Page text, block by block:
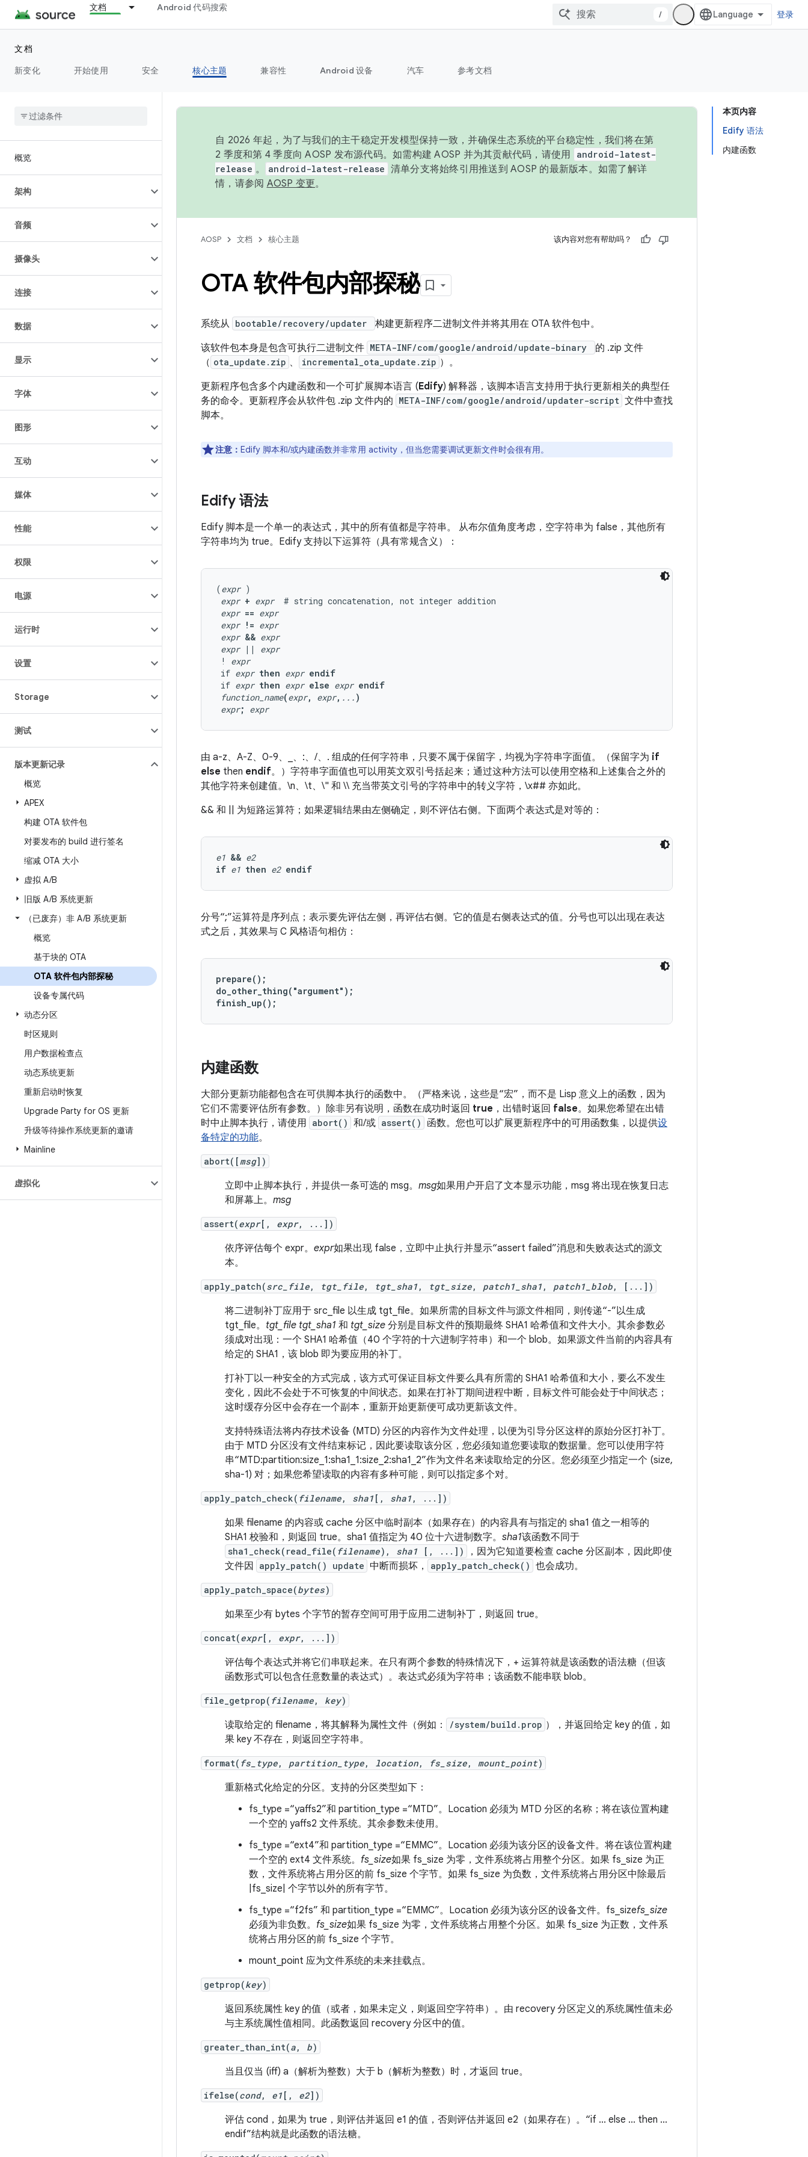
文档 Android 代码搜索
/ 登录
文档
新变化
开始使用 安全 核心主题 兼容性 Android 设备 汽车 参考文档
概览
架构
音频
摄像头
连接
数据
显示
字体
图形
互动
媒体
性能
权限
电源
运行时
设置
Storage
测试
版本更新记录
概览
APEX
构建 OTA 软件包
对要发布的 build 进行签名
缩减 OTA 大小
虚拟 A/B
旧版 A/B 系统更新
（已废弃）非 A/B 系统更新
概览
基于块的 OTA
OTA 软件包内部探秘
设备专属代码
动态分区
时区规则
用户数据检查点
动态系统更新
重新启动时恢复
Upgrade Party for OS 更新
升级等待操作系统更新的邀请
Mainline
虚拟化
本页内容
Edify 语法
内建函数
自 2026 年起，为了与我们的主干稳定开发模型保持一致，并确保生态系统的平台稳定性，我们将在第
2 季度和第 4 季度向 AOSP 发布源代码。如需构建 AOSP 并为其贡献代码，请使用
android-latest-
release 。 android-latest-release 清单分支将始终引用推送到 AOSP 的最新版本。如需了解详
情，请参阅 AOSP 变更。
AOSP 文档 核心主题 该内容对您有帮助吗？
OTA 软件包内部探秘
系统从 bootable/recovery/updater
构建更新程序二进制文件并将其用在 OTA 软件包中。
该软件包本身是包含可执行二进制文件 META-INF/com/google/android/update-binary
的 .zip 文件
（ ota_update.zip 、 incremental_ota_update.zip ）。
更新程序包含多个内建函数和一个可扩展脚本语言 (Edify) 解释器，该脚本语言支持用于执行更新相关的典型任
务的命令。更新程序会从软件包 .zip 文件内的 META-INF/com/google/android/updater-script 文件中查找
脚本。
注意： Edify 脚本和/或内建函数并非常用 activity，但当您需要调试更新文件时会很有用。
Edify 语法
Edify 脚本是一个单一的表达式，其中的所有值都是字符串。 从布尔值角度考虑，空字符串为 false，其他所有
字符串均为 true。 Edify 支持以下运算符（具有常规含义）：
(expr )
expr + expr
  # string concatenation, not integer addition
expr == expr
expr != expr
expr && expr
expr ||
expr
! expr
if expr then expr endif
if expr then expr else expr endif
function_name(expr, expr, ... )
expr; expr
由 a-z、A-Z、0-9、_、:、/、. 组成的任何字符串，只要不属于保留字，均视为字符串字面值。（保留字为 if
else then endif。）字符串字面值也可以用英文双引号括起来；通过这种方法可以使用空格和上述集合之外的
其他字符来创建值。\n、\t、\" 和 \\ 充当带英文引号的字符串中的转义字符，\x## 亦如此。
&& 和 || 为短路运算符；如果逻辑结果由左侧确定，则不评估右侧。下面两个表达式是对等的：
e1 && e2
if e1 then e2 endif
分号“;”运算符是序列点；表示要先评估左侧，再评估右侧。它的值是右侧表达式的值。分号也可以出现在表达
式之后，其效果与 C 风格语句相仿：
prepare();
do_other_thing("argument");
finish_up();
内建函数
大部分更新功能都包含在可供脚本执行的函数中。（严格来说，这些是“宏”，而不是 Lisp 意义上的函数，因为
它们不需要评估所有参数。） 除非另有说明，函数在成功时返回 true ，出错时返回 false。如果您希望在出错
时中止脚本执行，请使用 abort() 和/或 assert() 函数。您也可以扩展更新程序中的可用函数集，以提供设
备特定的功能。
abort([msg])
立即中止脚本执行，并提供一条可选的 msg。 msg如果用户开启了文本显示功能，msg 将出现在恢复日志
和屏幕上。 msg
assert(expr[, expr, ...])
依序评估每个 expr。 expr如果出现 false，立即中止执行并显示“assert failed”消息和失败表达式的源文
本。
apply_patch(src_file, tgt_file, tgt_sha1 , tgt_size, patch1_sha1 , patch1_blob, [...])
将二进制补丁应用于 src_file 以生成 tgt_file。 如果所需的目标文件与源文件相同，则传递“-”以生成
tgt_file。 tgt_file tgt_sha1 和 tgt_size 分别是目标文件的预期最终 SHA1 哈希值和文件大小。其余参数必
须成对出现：一个 SHA1 哈希值（40 个字符的十六进制字符串）和一个 blob。如果源文件当前的内容具有
给定的 SHA1，该 blob 即为要应用的补丁。
打补丁以一种安全的方式完成，该方式可保证目标文件要么具有所需的 SHA1 哈希值和大小，要么不发生
变化，因此不会处于不可恢复的中间状态。如果在打补丁期间进程中断，目标文件可能会处于中间状态；
这时缓存分区中会存在一个副本，重新开始更新便可成功更新该文件。
支持特殊语法将内存技术设备 (MTD) 分区的内容作为文件处理，以便为引导分区这样的原始分区打补丁。
由于 MTD 分区没有文件结束标记，因此要读取该分区，您必须知道您要读取的数据量。您可以使用字符
串“MTD:partition:size_1:sha1_1:size_2:sha1_2”作为文件名来读取给定的分区。 您必须至少指定一个 (size,
sha-1) 对；如果您希望读取的内容有多种可能，则可以指定多个对。
apply_patch_check( filename, sha1 [, sha1 , ...])
如果 filename 的内容或 cache 分区中临时副本（如果存在）的内容具有与指定的 sha1 值之一相等的
SHA1 校验和，则返回 true。 sha1 值指定为 40 位十六进制数字。 sha1该函数不同于
sha1_check(read_file( filename), sha1 [, ...])
，因为它知道要检查 cache 分区副本，因此即使
文件因
apply_patch() update 中断而损坏， apply_patch_check() 也会成功。
apply_patch_space(bytes)
如果至少有 bytes 个字节的暂存空间可用于应用二进制补丁，则返回 true。
concat(expr[, expr, ...])
评估每个表达式并将它们串联起来。在只有两个参数的特殊情况下，+ 运算符就是该函数的语法糖（但该
函数形式可以包含任意数量的表达式）。表达式必须为字符串；该函数不能串联 blob。
file_getprop( filename, key)
读取给定的 filename，将其解释为属性文件（例如： /system/build.prop ），并返回给定 key 的值，如
果 key 不存在，则返回空字符串。
format( fs_type, partition_type, location, fs_size, mount_point)
重新格式化给定的分区。支持的分区类型如下：
fs_type =“yaffs2”和 partition_type =“MTD”。Location 必须为 MTD 分区的名称；将在该位置构建
一个空的 yaffs2 文件系统。其余参数未使用。
fs_type =“ext4”和 partition_type =“EMMC”。Location 必须为该分区的设备文件。将在该位置构建
一个空的 ext4 文件系统。 fs_size如果 fs_size 为零，文件系统将占用整个分区。如果 fs_size 为正
数，文件系统将占用分区的前 fs_size 个字节。 如果 fs_size 为负数，文件系统将占用分区中除最后
|fs_size| 个字节以外的所有字节。
fs_type =“f2fs” 和 partition_type =“EMMC”。Location 必须为该分区的设备文件。fs_sizefs_size
必须为非负数。 fs_size如果 fs_size 为零，文件系统将占用整个分区。如果 fs_size 为正数，文件系
统将占用分区的前 fs_size 个字节。
mount_point 应为文件系统的未来挂载点。
getprop(key)
返回系统属性 key 的值（或者，如果未定义，则返回空字符串）。 由 recovery 分区定义的系统属性值未必
与主系统属性值相同。此函数返回 recovery 分区中的值。
greater_than_int(a, b)
当且仅当 (iff) a（解析为整数）大于 b（解析为整数）时，才返回 true。
ifelse(cond, e1 [, e2])
评估 cond，如果为 true，则评估并返回 e1 的值，否则评估并返回 e2（如果存在）。 “if ... else ... then ...
endif”结构就是此函数的语法糖。